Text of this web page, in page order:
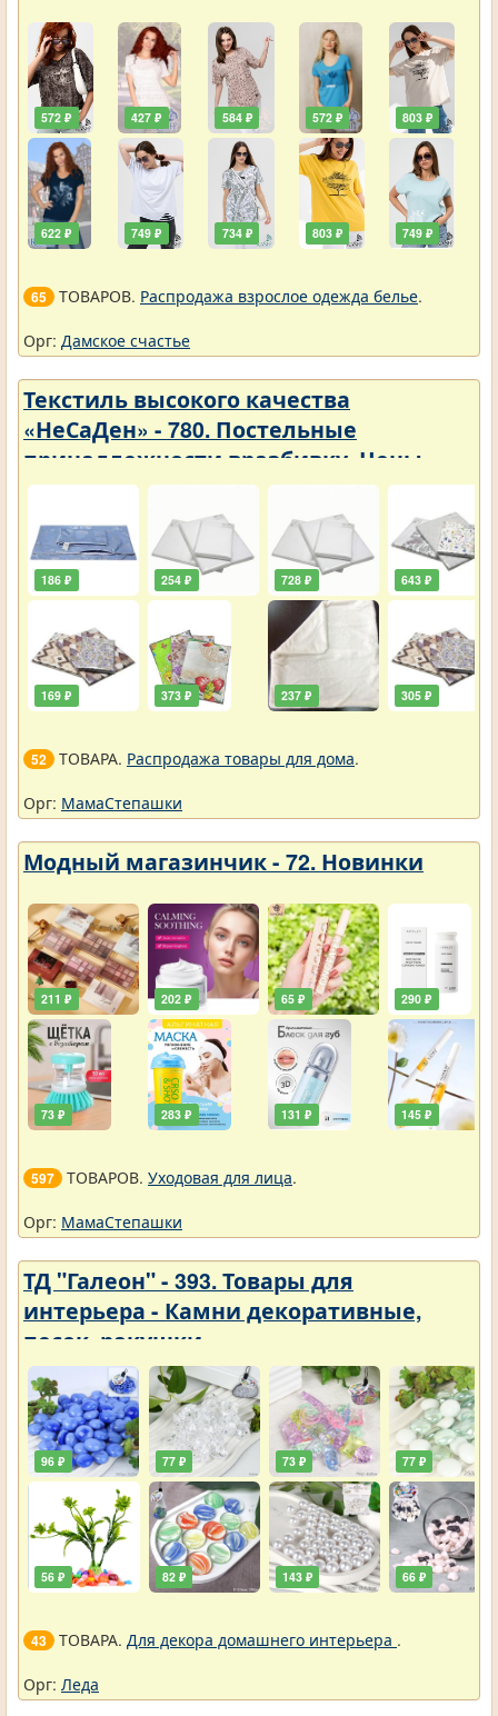
572 ₽
622 ₽
427 ₽
749 ₽
584 ₽
734 ₽
572 ₽
803 ₽
803 ₽
749 ₽
65 ТОВАРОВ. Распродажа взрослое одежда белье.
Орг: Дамское счастье
Текстиль высокого качества
«НеСаДен» - 780. Постельные
принадлежности вразбивку. Цены
упали
186 ₽
169 ₽
254 ₽
373 ₽
728 ₽
237 ₽
643 ₽
305 ₽
52 ТОВАРА. Распродажа товары для дома.
Орг: МамаСтепашки
Модный магазинчик - 72. Новинки
211 ₽
73 ₽
202 ₽
283 ₽
65 ₽
131 ₽
290 ₽
145 ₽
597 ТОВАРОВ. Уходовая для лица.
Орг: МамаСтепашки
ТД "Галеон" - 393. Товары для
интерьера - Камни декоративные,
песок, ракушки
96 ₽
56 ₽
77 ₽
82 ₽
73 ₽
143 ₽
77 ₽
66 ₽
43 ТОВАРА. Для декора домашнего интерьера .
Орг: Леда